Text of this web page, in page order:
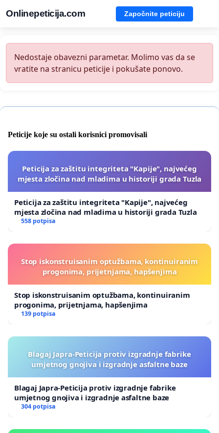
Onlinepeticija.com Započnite peticiju
Nedostaje obavezni parametar. Molimo vas da se
vratite na stranicu peticije i pokušate ponovo.
Peticije koje su ostali korisnici promovisali
Peticija za zaštitu integriteta "Kapije", najvećeg
mjesta zločina nad mladima u historiji grada Tuzla
Peticija za zaštitu integriteta "Kapije", najvećeg
mjesta zločina nad mladima u historiji grada Tuzla
558 potpisa
Stop iskonstruisanim optužbama, kontinuiranim
progonima, prijetnjama, hapšenjima
Stop iskonstruisanim optužbama, kontinuiranim
progonima, prijetnjama, hapšenjima
139 potpisa
Blagaj Japra-Peticija protiv izgradnje fabrike
umjetnog gnojiva i izgradnje asfaltne baze
Blagaj Japra-Peticija protiv izgradnje fabrike
umjetnog gnojiva i izgradnje asfaltne baze
304 potpisa